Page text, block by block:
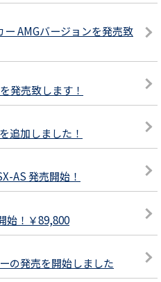
AMGバージョンを発売致
発売致します！
追加しました！
AS 発売開始！
始！￥89,800
の発売を開始しました